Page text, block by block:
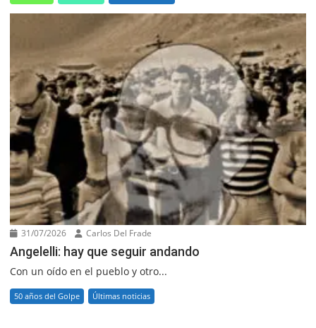
31/07/2026 Carlos Del Frade
Angelelli: hay que seguir andando
Con un oído en el pueblo y otro...
50 años del Golpe Últimas noticias